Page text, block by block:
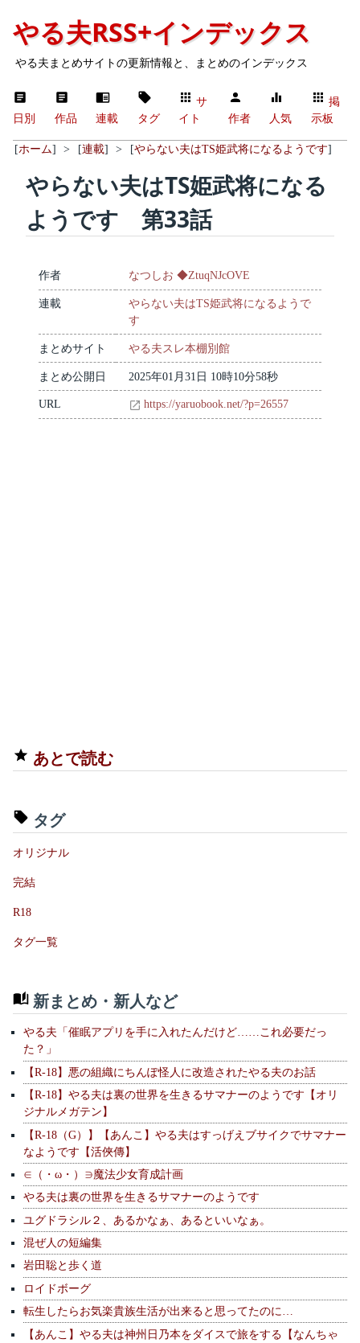
やる夫RSS+インデックス
やる夫まとめサイトの更新情報と、まとめのインデックス
日別 作品 連載 タグ
サ
イト
作者 人気
掲
示板
[ホーム] > [連載] > [やらない夫はTS姫武将になるようです]
やらない夫はTS姫武将になる
ようです 第33話
作者 なつしお ◆ZtuqNJcOVE
連載
やらない夫はTS姫武将になるようで
す
まとめサイト やる夫スレ本棚別館
まとめ公開日 2025年01月31日 10時10分58秒
URL https://yaruobook.net/?p=26557
あとで読む
タグ
オリジナル
完結
R18
タグ一覧
新まとめ・新人など
やる夫「催眠アプリを手に入れたんだけど……これ必要だっ
た？」
【R-18】悪の組織にちんぽ怪人に改造されたやる夫のお話
【R-18】やる夫は裏の世界を生きるサマナーのようです【オリ
ジナルメガテン】
【R-18（G）】【あんこ】やる夫はすっげえブサイクでサマナー
なようです【活俠傳】
∈（・ω・）∋魔法少女育成計画
やる夫は裏の世界を生きるサマナーのようです
ユグドラシル２、あるかなぁ、あるといいなぁ。
混ぜ人の短編集
岩田聡と歩く道
ロイドボーグ
転生したらお気楽貴族生活が出来ると思ってたのに…
【あんこ】やる夫は神州日乃本をダイスで旅をする【なんちゃ